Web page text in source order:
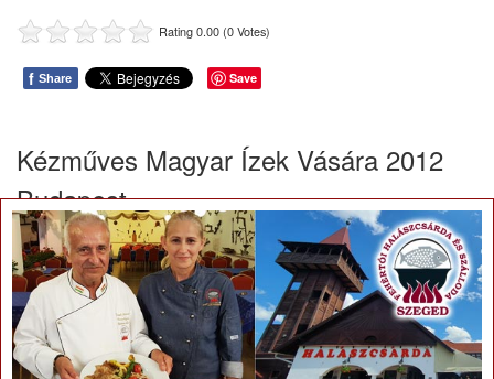
Rating 0.00 (0 Votes)
f Share Save
Kézműves Magyar Ízek Vására 2012
Budapest
Idópont:2012. március 9 - 11.
Különleges ízutazásra várnak mindenkit március 9. és 11. között
a 3. Kézműves Magyar Ízek Vására szervezői. A vásáron
fellelhető 5000 ízt most ugyanis régiókra bontva mutatják be. Így
akár fél nap alatt végigkóstolhatjuk a magyar és a határon túli
×